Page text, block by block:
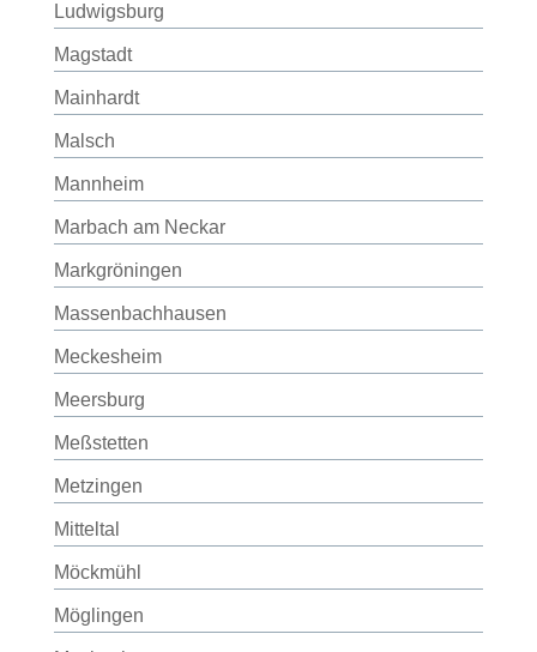
Ludwigsburg
Magstadt
Mainhardt
Malsch
Mannheim
Marbach am Neckar
Markgröningen
Massenbachhausen
Meckesheim
Meersburg
Meßstetten
Metzingen
Mitteltal
Möckmühl
Möglingen